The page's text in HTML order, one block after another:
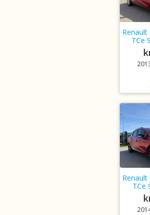
Renault
TCe
Renault
TCe